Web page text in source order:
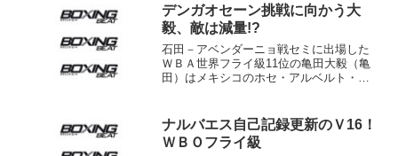
デンガオセーン挑戦に向かう大
毅、敵は減量!?
石田－アベンダーニョ戦セミに出場した
ＷＢＡ世界フライ級11位の亀田大毅（亀
田）はメキシコのホセ・アルベルト・ク
た。 試合はプレスをかける大毅が４回
に相手をつかまえ、連...
ナルバエス自己記録更新のＶ16！
ＷＢＯフライ級